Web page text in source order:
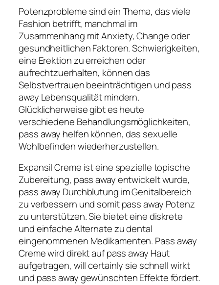
Potenzprobleme sind ein Thema, das viele
Fashion betrifft, manchmal im
Zusammenhang mit Anxiety, Change oder
gesundheitlichen Faktoren. Schwierigkeiten,
eine Erektion zu erreichen oder
aufrechtzuerhalten, können das
Selbstvertrauen beeinträchtigen und pass
away Lebensqualität mindern.
Glücklicherweise gibt es heute
verschiedene Behandlungsmöglichkeiten,
pass away helfen können, das sexuelle
Wohlbefinden wiederherzustellen.
Expansil Creme ist eine spezielle topische
Zubereitung, pass away entwickelt wurde,
pass away Durchblutung im Genitalbereich
zu verbessern und somit pass away Potenz
zu unterstützen. Sie bietet eine diskrete
und einfache Alternate zu dental
eingenommenen Medikamenten. Pass away
Creme wird direkt auf pass away Haut
aufgetragen, will certainly sie schnell wirkt
und pass away gewünschten Effekte fördert.